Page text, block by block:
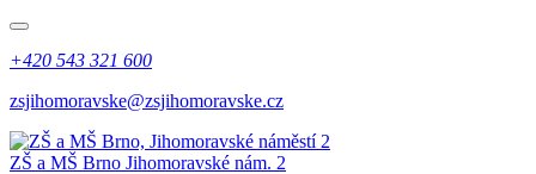
+420 543 321 600
zsjihomoravske@zsjihomoravske.cz
ZŠ a MŠ Brno Jihomoravské nám. 2